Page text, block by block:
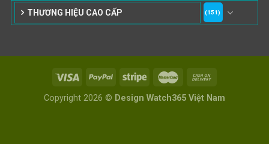
THƯƠNG HIỆU CAO CẤP (151)
Copyright 2026 © Design Watch365 Việt Nam